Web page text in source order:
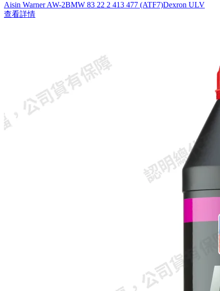
Aisin Warner AW-2BMW 83 22 2 413 477 (ATF7)Dexron ULV
查看詳情